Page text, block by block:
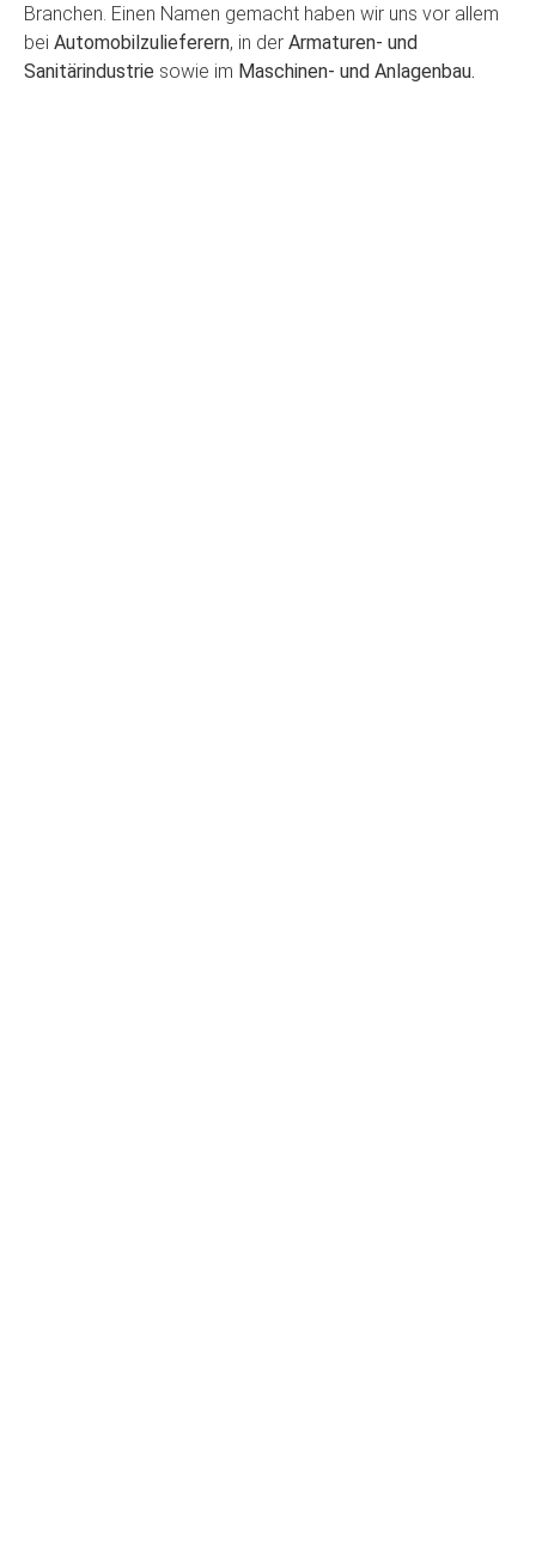
Branchen. Einen Namen gemacht haben wir uns vor allem
bei Automobilzulieferern, in der Armaturen- und
Sanitärindustrie sowie im Maschinen- und Anlagenbau.